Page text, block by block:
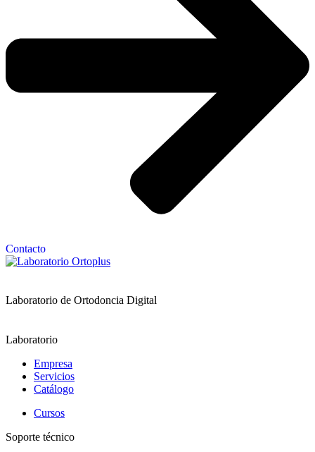
Contacto
Laboratorio de Ortodoncia Digital
Laboratorio
Empresa
Servicios
Catálogo
Cursos
Soporte técnico